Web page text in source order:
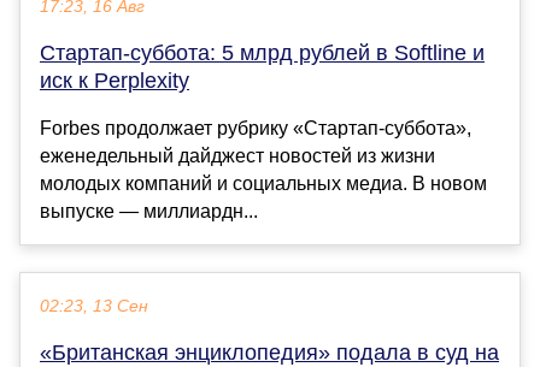
17:23, 16 Авг
Стартап-суббота: 5 млрд рублей в Softline и
иск к Perplexity
Forbes продолжает рубрику «Стартап-суббота»,
еженедельный дайджест новостей из жизни
молодых компаний и социальных медиа. В новом
выпуске — миллиардн...
02:23, 13 Сен
«Британская энциклопедия» подала в суд на